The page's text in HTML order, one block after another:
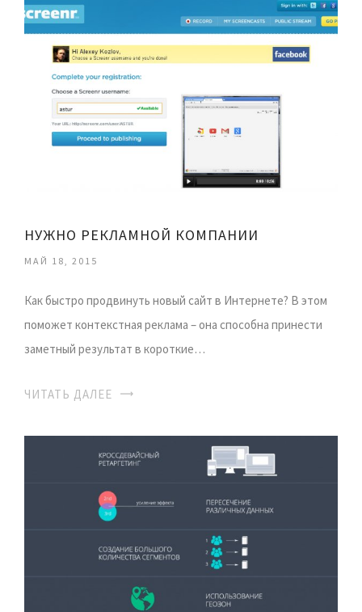
НУЖНО РЕКЛАМНОЙ КОМПАНИИ
МАЙ 18, 2015
Как быстро продвинуть новый сайт в Интернете? В этом
поможет контекстная реклама – она способна принести
заметный результат в короткие…
ЧИТАТЬ ДАЛЕЕ